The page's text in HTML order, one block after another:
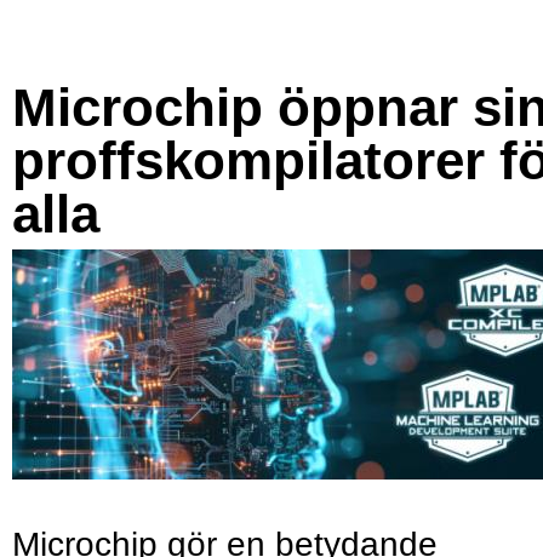
Microchip öppnar
proffskompilatorer
alla
Microchip gör en betydande